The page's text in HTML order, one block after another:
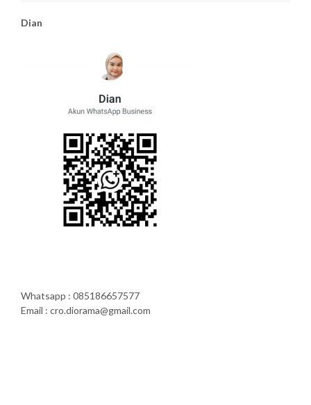
Dian
Whatsapp : 085186657577
Email : cro.diorama@gmail.com